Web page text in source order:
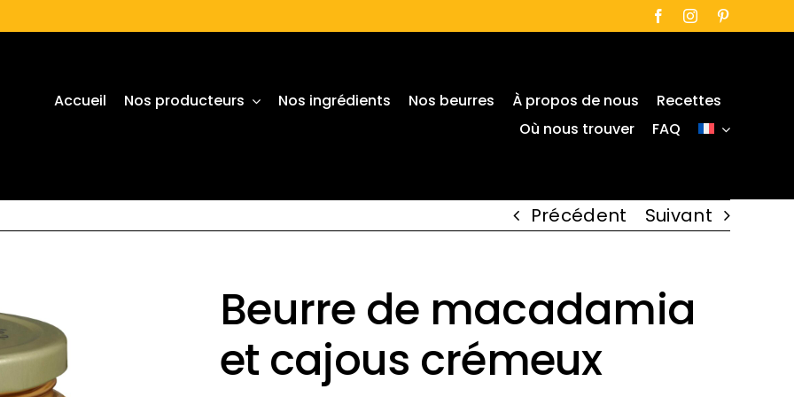
Accueil Nos producteurs Nos ingrédients Nos beurres À propos de nous
Recettes
Où nous trouver
FAQ
Précédent Suivant
Beurre de macadamia
et cajous crémeux